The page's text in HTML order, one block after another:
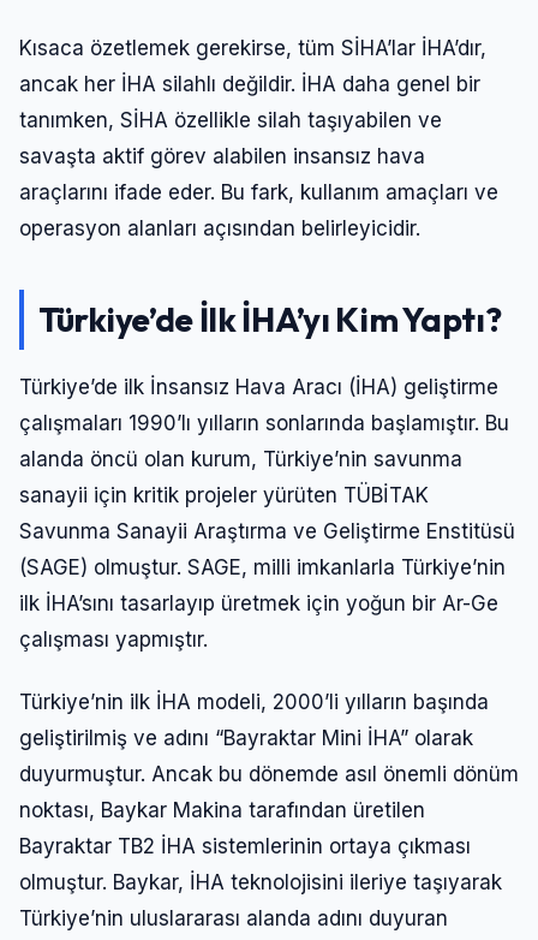
Kısaca özetlemek gerekirse, tüm SİHA’lar İHA’dır,
ancak her İHA silahlı değildir. İHA daha genel bir
tanımken, SİHA özellikle silah taşıyabilen ve
savaşta aktif görev alabilen insansız hava
araçlarını ifade eder. Bu fark, kullanım amaçları ve
operasyon alanları açısından belirleyicidir.
Türkiye’de İlk İHA’yı Kim Yaptı?
Türkiye’de ilk İnsansız Hava Aracı (İHA) geliştirme
çalışmaları 1990’lı yılların sonlarında başlamıştır. Bu
alanda öncü olan kurum, Türkiye’nin savunma
sanayii için kritik projeler yürüten TÜBİTAK
Savunma Sanayii Araştırma ve Geliştirme Enstitüsü
(SAGE) olmuştur. SAGE, milli imkanlarla Türkiye’nin
ilk İHA’sını tasarlayıp üretmek için yoğun bir Ar-Ge
çalışması yapmıştır.
Türkiye’nin ilk İHA modeli, 2000’li yılların başında
geliştirilmiş ve adını “Bayraktar Mini İHA” olarak
duyurmuştur. Ancak bu dönemde asıl önemli dönüm
noktası, Baykar Makina tarafından üretilen
Bayraktar TB2 İHA sistemlerinin ortaya çıkması
olmuştur. Baykar, İHA teknolojisini ileriye taşıyarak
Türkiye’nin uluslararası alanda adını duyuran